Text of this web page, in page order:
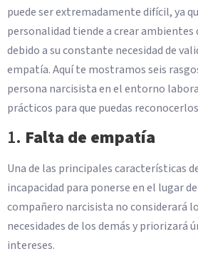
puede ser extremadamente difícil, ya
personalidad tiende a crear
debido a su constante necesidad de
empatía. Aquí te mostramos seis
persona narcisista en el entorno
prácticos para que puedas
1. Falta de empatía
Una de las principales características
incapacidad para ponerse en el lugar
compañero narcisista no considerará
necesidades de los demás y priorizará
intereses.